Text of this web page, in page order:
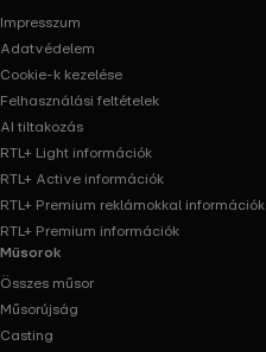
Impresszum
Adatvédelem
Cookie-k kezelése
Felhasználási feltételek
AI tiltakozás
RTL+ Light információk
RTL+ Active információk
RTL+ Premium reklámokkal információk
RTL+ Premium információk
Műsorok
Összes műsor
Műsorújság
Casting